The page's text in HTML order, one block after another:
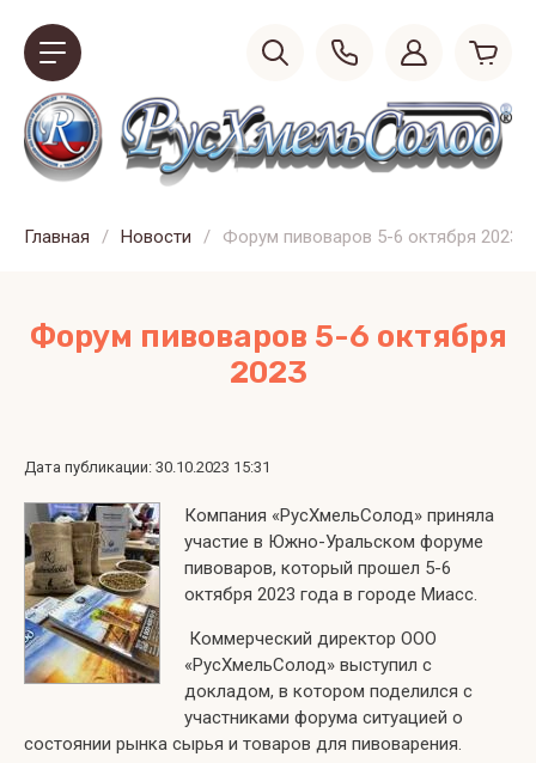
Главная / Новости / Форум пивоваров 5-6 октября 2023
Форум пивоваров 5-6 октября
2023
Дата публикации: 30.10.2023 15:31
Компания «РусХмельСолод» приняла
участие в Южно-Уральском форуме
пивоваров, который прошел 5-6
октября 2023 года в городе Миасс.
Коммерческий директор ООО
«РусХмельСолод» выступил с
докладом, в котором поделился с
участниками форума ситуацией о
состоянии рынка сырья и товаров для пивоварения.